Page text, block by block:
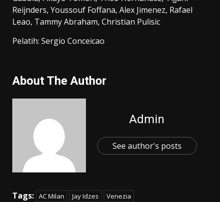
Reijnders, Youssouf Foffana, Alex Jimenez, Rafael
Leao, Tammy Abraham, Christian Pulisic
Pelatih: Sergio Conceicao
About The Author
Admin
See author's posts
Tags: AC Milan Jay Idzes Venezia